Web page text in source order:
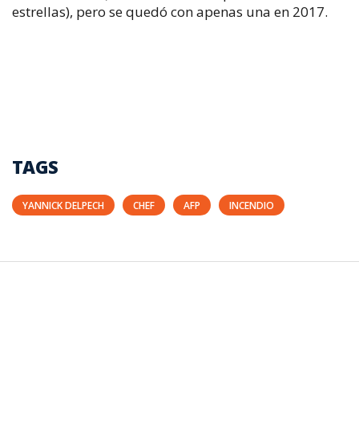
estrellas), pero se quedó con apenas una en 2017.
TAGS
YANNICK DELPECH CHEF AFP INCENDIO